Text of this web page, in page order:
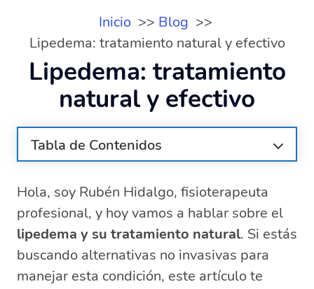
Inicio
Blog
Lipedema: tratamiento natural y efectivo
Lipedema: tratamiento
natural y efectivo
Tabla de Contenidos
tratar el lipedema?
Consejos dietéticos para combatir la
inflamación del lipedema
Ejercicios recomendados para pacientes
con lipedema
¿Cómo diferenciar el lipedema de otras
Hola, soy Rubén Hidalgo, fisioterapeuta
profesional, y hoy vamos a hablar sobre el
lipedema y su tratamiento natural. Si estás
buscando alternativas no invasivas para
manejar esta condición, este artículo te